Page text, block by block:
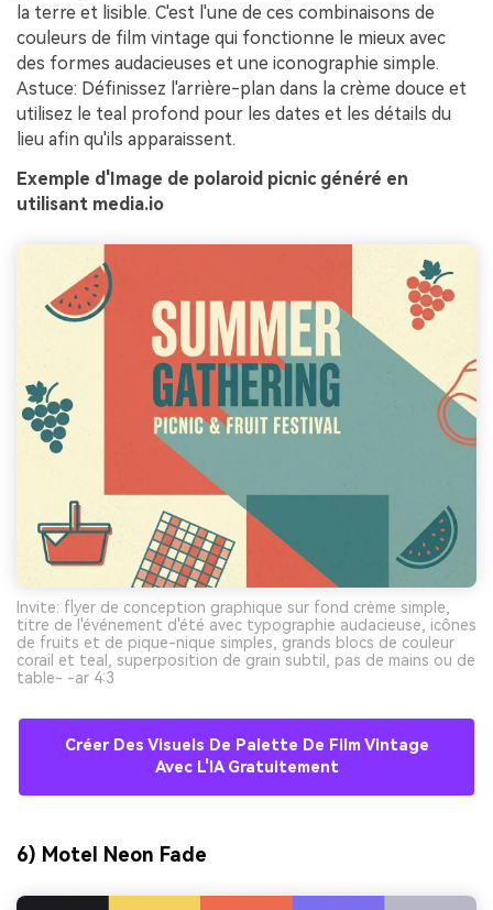
la terre et lisible. C'est l'une de ces combinaisons de
couleurs de film vintage qui fonctionne le mieux avec
des formes audacieuses et une iconographie simple.
Astuce: Définissez l'arrière-plan dans la crème douce et
utilisez le teal profond pour les dates et les détails du
lieu afin qu'ils apparaissent.
Exemple d'Image de polaroid picnic généré en
utilisant media.io
Invite: flyer de conception graphique sur fond crème simple,
titre de l'événement d'été avec typographie audacieuse, icônes
de fruits et de pique-nique simples, grands blocs de couleur
corail et teal, superposition de grain subtil, pas de mains ou de
table- -ar 4:3
Créer Des Visuels De Palette De Film Vintage
Avec L'IA Gratuitement
6) Motel Neon Fade